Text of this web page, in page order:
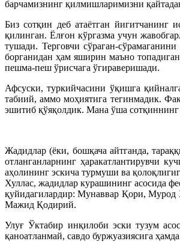
барчамизнинг қилмишларимизни
Биз сотқин деб атаётган
қилинган. Ёлғон кўргазма учун
тушади. Терговчи сўраган-
борганидан ҳам яширин маъно
пешма-пеш ўрисчага ўгираверишади.
Афсуски, туркийчасини ўқишга
табиий, аммо моҳиятига тегинмадик.
эшитиб қўяқолдик. Мана ўша сотқиннинг
Жадидлар (ёки, бошқача айтганда,
отланганларнинг ҳаракатлантирувчи
аҳолининг эскича турмуши ва
Хуллас, жадидлар курашининг асосида
қуйидагилардир: Мунаввар Қори,
Мажид Қодирий.
Улуғ Ўктабир инқилоби эски тузум
қаноатланмай, савдо буржуазиясига